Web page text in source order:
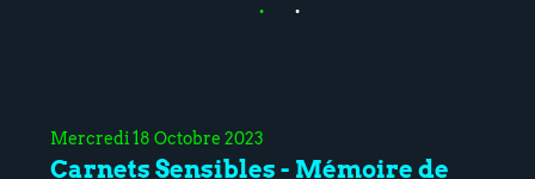
Mercredi 18 Octobre 2023
Carnets Sensibles - Mémoire de